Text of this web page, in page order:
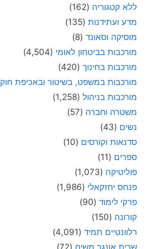
ללא קטגוריה (162)
מדע ועתידנות (135)
מוסיקה וסאונד (8)
מורכבות בביטחון לאומי (4,504)
מורכבות בחינוך (420)
מורכבות במשפט, בשיטור ובאכיפת חוק
מורכבות בניהול (1,258)
משטרה וחברה (57)
נשים (43)
סדנאות וקורסים (10)
ספרים (11)
פוליטיקה (1,073)
פנחס יחזקאלי (1,986)
פרקי לימוד (90)
קורונה (150)
רלוונטיים תמיד (4,091)